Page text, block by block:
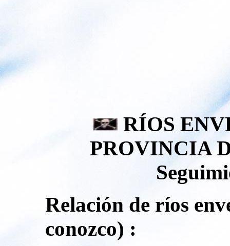
RÍOS
PROVINCIA
Relación de ríos
conozco) :